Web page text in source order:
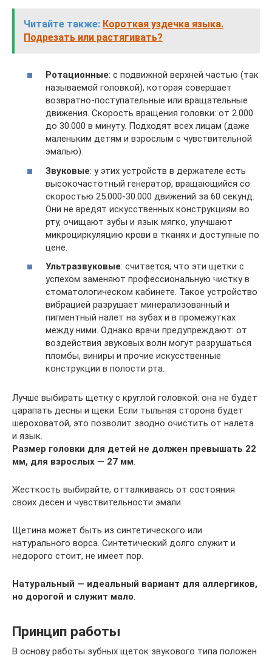
Читайте также: Короткая уздечка языка.
Подрезать или растягивать?
Ротационные: с подвижной верхней частью (так
называемой головкой), которая совершает
возвратно-поступательные или вращательные
движения. Скорость вращения головки: от 2.000
до 30.000 в минуту. Подходят всех лицам (даже
маленьким детям и взрослым с чувствительной
эмалью).
Звуковые: у этих устройств в держателе есть
высокочастотный генератор, вращающийся со
скоростью 25.000-30.000 движений за 60 секунд.
Они не вредят искусственных конструкциям во
рту, очищают зубы и язык мягко, улучшают
микроциркуляцию крови в тканях и доступные по
цене.
Ультразвуковые: считается, что эти щетки с
успехом заменяют профессиональную чистку в
стоматологическом кабинете. Такое устройство
вибрацией разрушает минерализованный и
пигментный налет на зубах и в промежутках
между ними. Однако врачи предупреждают: от
воздействия звуковых волн могут разрушаться
пломбы, виниры и прочие искусственные
конструкции в полости рта.
Лучше выбирать щетку с круглой головкой: она не будет
царапать десны и щеки. Если тыльная сторона будет
шероховатой, это позволит заодно очистить от налета
и язык.
Размер головки для детей не должен превышать 22
мм, для взрослых — 27 мм.
Жесткость выбирайте, отталкиваясь от состояния
своих десен и чувствительности эмали.
Щетина может быть из синтетического или
натурального ворса. Синтетический долго служит и
недорого стоит, не имеет пор.
Натуральный — идеальный вариант для аллергиков,
но дорогой и служит мало.
Принцип работы
В основу работы зубных щеток звукового типа положен